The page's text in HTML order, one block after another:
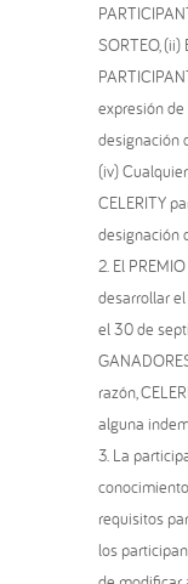
SORTEO,
expresión
designación
(iv)
CELERITY
designación
El
desarrollar
el 30 de
razón,
alguna
La
requisitos
los